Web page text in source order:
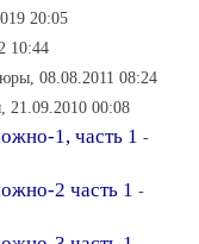
20:05
10:44
08.08.2011 08:24
21.09.2010 00:08
1, часть 1 -
2 часть 1 -